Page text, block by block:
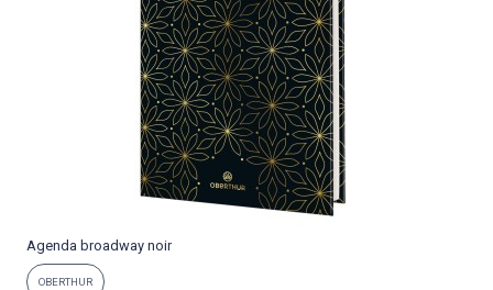
Agenda broadway noir
OBERTHUR